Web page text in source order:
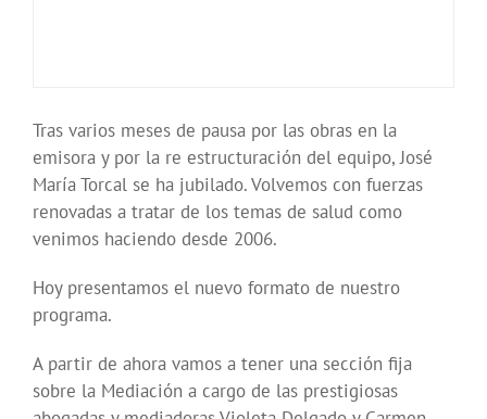
Tras varios meses de pausa por las obras en la
emisora y por la re estructuración del equipo, José
María Torcal se ha jubilado. Volvemos con fuerzas
renovadas a tratar de los temas de salud como
venimos haciendo desde 2006.
Hoy presentamos el nuevo formato de nuestro
programa.
A partir de ahora vamos a tener una sección fija
sobre la Mediación a cargo de las prestigiosas